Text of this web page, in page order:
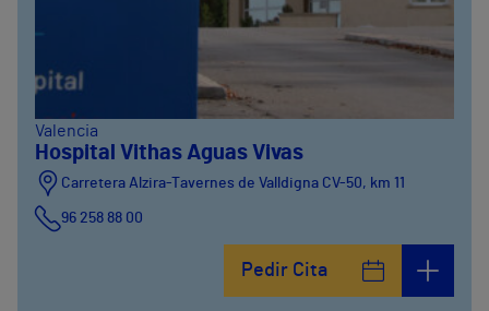
Valencia
Hospital Vithas Aguas Vivas
Carretera Alzira-Tavernes de Valldigna CV-50, km 11
96 258 88 00
Pedir Cita